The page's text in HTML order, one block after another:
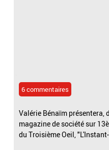
6 commentaires
Valérie Bénaïm présentera,
magazine de société sur
du Troisième Oeil,